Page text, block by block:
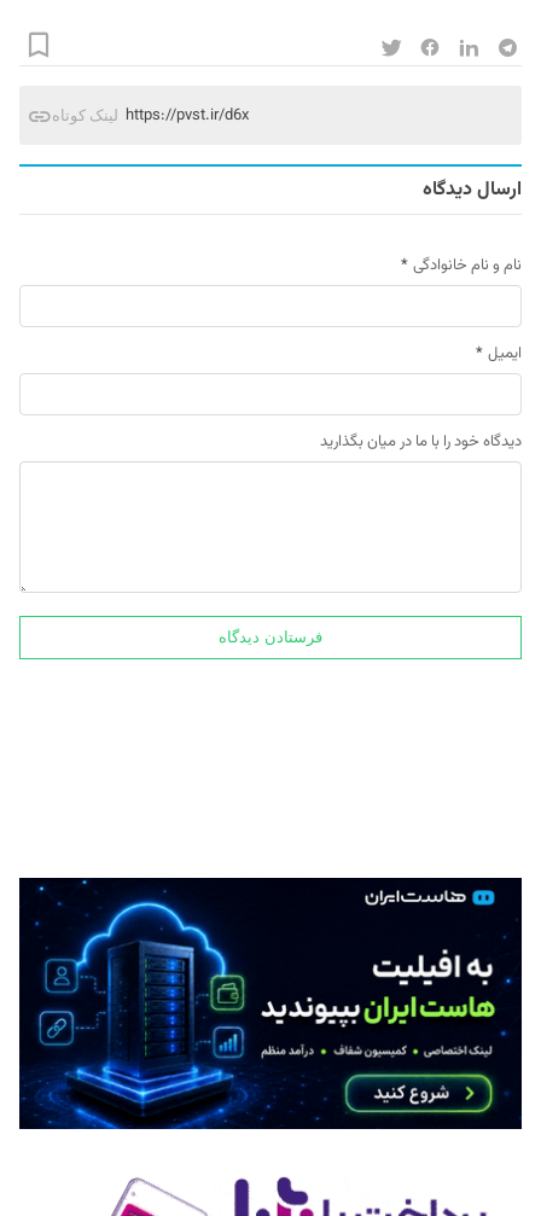
لینک کوتاه https://pvst.ir/d6x
ارسال دیدگاه
نام و نام خانوادگی *
ایمیل *
دیدگاه خود را با ما در میان بگذارید